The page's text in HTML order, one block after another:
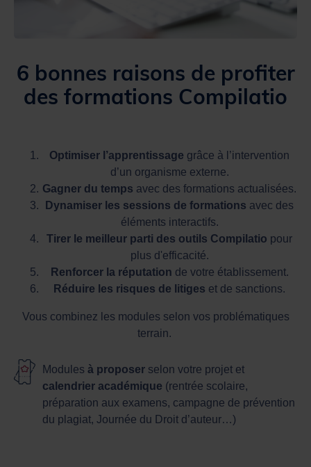
6 bonnes raisons de profiter
des formations Compilatio
Optimiser l’apprentissage grâce à l’intervention
d’un organisme externe.
Gagner du temps avec des formations actualisées.
Dynamiser les sessions de formations avec des
éléments interactifs.
Tirer le meilleur parti des outils Compilatio pour
plus d'efficacité.
Renforcer la réputation de votre établissement.
Réduire les risques de litiges et de sanctions.
Vous combinez les modules selon vos problématiques
terrain.
Modules à proposer selon votre projet et
calendrier académique (rentrée scolaire,
préparation aux examens, campagne de prévention
du plagiat, Journée du Droit d’auteur…)